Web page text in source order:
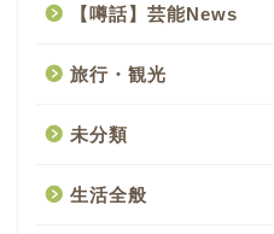
【噂話】芸能News
旅行・観光
未分類
生活全般